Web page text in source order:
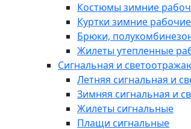
Костюмы зимние
Куртки зимние рабочие
Брюки,
Жилеты утепленные
Сигнальная и
Летняя сигнальная и
Зимняя сигнальная и
Жилеты сигнальные
Плащи сигнальные